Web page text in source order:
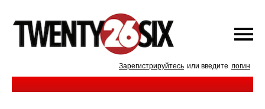
Зарегистрируйтесь или введите логин